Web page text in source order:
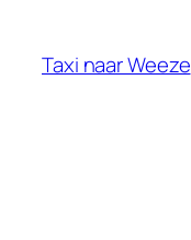
Taxi naar Weeze